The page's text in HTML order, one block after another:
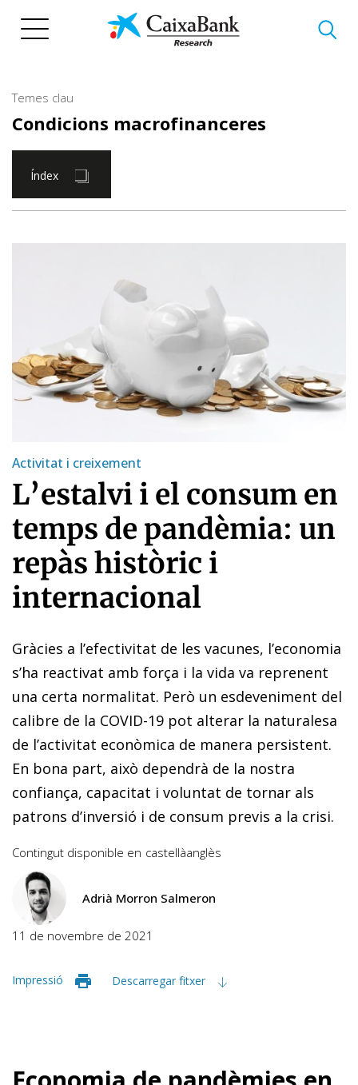
Temes clau
Condicions macrofinanceres
Índex
Activitat i creixement
L’estalvi i el consum en
temps de pandèmia: un
repàs històric i
internacional
Gràcies a l’efectivitat de les vacunes, l’economia
s’ha reactivat amb força i la vida va reprenent
una certa normalitat. Però un esdeveniment del
calibre de la COVID-19 pot alterar la naturalesa
de l’activitat econòmica de manera persistent.
En bona part, això dependrà de la nostra
confiança, capacitat i voluntat de tornar als
patrons d’inversió i de consum previs a la crisi.
Contingut disponible en castellàanglès
Adrià Morron Salmeron
11 de novembre de 2021
Impressió Descarregar fitxer